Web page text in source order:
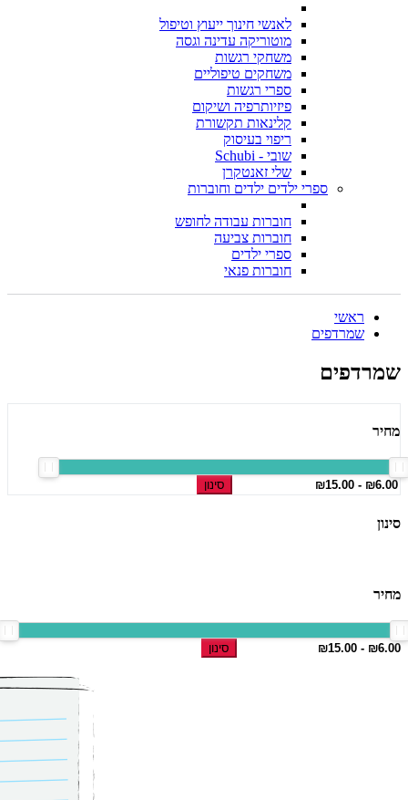
לאנשי חינוך ייעוץ וטיפול
מוטוריקה עדינה וגסה
משחקי רגשות
משחקים טיפוליים
ספרי רגשות
פיזיותרפיה ושיקום
קלינאות תקשורת
ריפוי בעיסוק
שובי - Schubi
שלי זאנטקרן
ספרי ילדים ילדים וחוברות
חוברות עבודה לחופש
חוברות צביעה
ספרי ילדים
חוברות פנאי
ראשי
שמרדפים
שמרדפים
מחיר
סינון
סינון
מחיר
סינון